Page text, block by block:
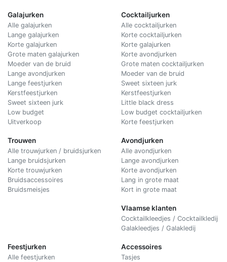
Galajurken
Alle galajurken
Lange galajurken
Korte galajurken
Grote maten galajurken
Moeder van de bruid
Lange avondjurken
Lange feestjurken
Kerstfeestjurken
Sweet sixteen jurk
Low budget
Uitverkoop
Trouwen
Alle trouwjurken / bruidsjurken
Lange bruidsjurken
Korte trouwjurken
Bruidsaccessoires
Bruidsmeisjes
Cocktailjurken
Alle cocktailjurken
Korte cocktailjurken
Korte galajurken
Korte avondjurken
Grote maten cocktailjurken
Moeder van de bruid
Sweet sixteen jurk
Kerstfeestjurken
Little black dress
Low budget cocktailjurken
Korte feestjurken
Avondjurken
Alle avondjurken
Lange avondjurken
Korte avondjurken
Lang in grote maat
Kort in grote maat
Vlaamse klanten
Cocktailkleedjes / Cocktailkledij
Galakleedjes / Galakledij
Feestjurken
Alle feestjurken
Accessoires
Tasjes